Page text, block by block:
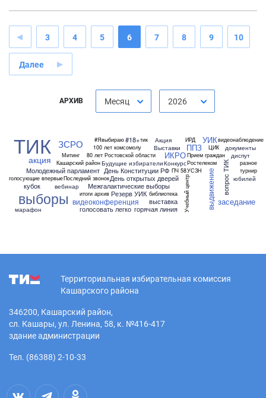
3 4 5 6 7 8 9 10
Далее
АРХИВ Месяц 2026
#18+
#Явыбираю
100 лет комсомолу
80 лет Ростовской области
Акция
Будущие избиратели
Выставки
День Конституции РФ
День открытых дверей
ЗСРО
ИКРО
ИРД
Кашарский район Конкурс
Межгалактические выборы
Митинг
Молодежный парламент
ППЗ
ПЧ 58
Последний звонок
Прием граждан
Резерв УИК
Ростелеком
ТИК УИК
УСЗН
Учебный центр
ЦИК
акция
архив библиотека
вебинар
видеоконференция
видеонаблюдение
вопрос ТИК
выборы выдвижение
выставка
голосовать легко
голосующие впервые
горячая линия
диспут
документы
заседание
итоги
кубок
марафон
разное
тик
турнир
юбилей
Территориальная избирательная комиссия
Кашарского района
346200, Кашарский район,
сл. Кашары, ул. Ленина, 58, к. №416-417
здание администрации
Тел. (86388) 2-10-33